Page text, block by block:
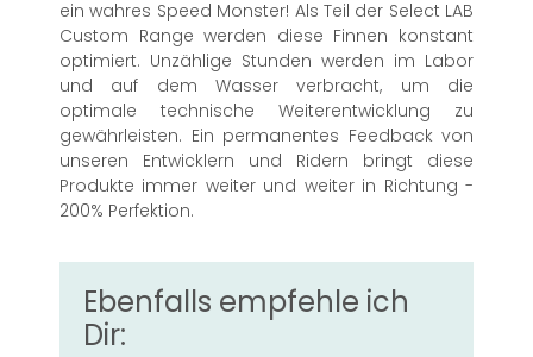
ein wahres Speed Monster! Als Teil der Select LAB
Custom Range werden diese Finnen konstant
optimiert. Unzählige Stunden werden im Labor
und auf dem Wasser verbracht, um die
optimale technische Weiterentwicklung zu
gewährleisten. Ein permanentes Feedback von
unseren Entwicklern und Ridern bringt diese
Produkte immer weiter und weiter in Richtung -
200% Perfektion.
Ebenfalls empfehle ich
Dir: